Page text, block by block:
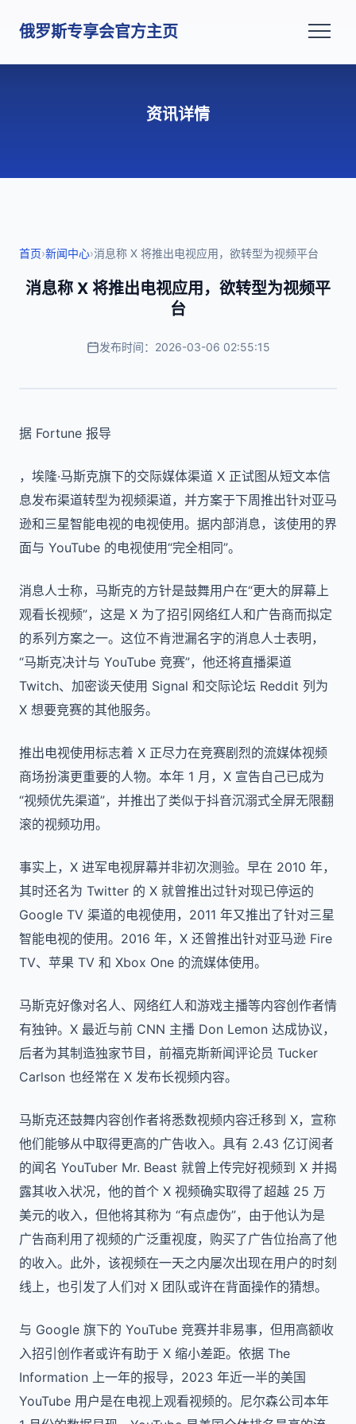
俄罗斯专享会官方主页
资讯详情
首页›新闻中心›消息称 X 将推出电视应用，欲转型为视频平台
消息称 X 将推出电视应用，欲转型为视频平
台
发布时间：2026-03-06 02:55:15
据 Fortune 报导
，埃隆·马斯克旗下的交际媒体渠道 X 正试图从短文本信
息发布渠道转型为视频渠道，并方案于下周推出针对亚马
逊和三星智能电视的电视使用。据内部消息，该使用的界
面与 YouTube 的电视使用“完全相同”。
消息人士称，马斯克的方针是鼓舞用户在“更大的屏幕上
观看长视频”，这是 X 为了招引网络红人和广告商而拟定
的系列方案之一。这位不肯泄漏名字的消息人士表明，
“马斯克决计与 YouTube 竞赛”，他还将直播渠道
Twitch、加密谈天使用 Signal 和交际论坛 Reddit 列为
X 想要竞赛的其他服务。
推出电视使用标志着 X 正尽力在竞赛剧烈的流媒体视频
商场扮演更重要的人物。本年 1 月，X 宣告自己已成为
“视频优先渠道”，并推出了类似于抖音沉溺式全屏无限翻
滚的视频功用。
事实上，X 进军电视屏幕并非初次测验。早在 2010 年，
其时还名为 Twitter 的 X 就曾推出过针对现已停运的
Google TV 渠道的电视使用，2011 年又推出了针对三星
智能电视的使用。2016 年，X 还曾推出针对亚马逊 Fire
TV、苹果 TV 和 Xbox One 的流媒体使用。
马斯克好像对名人、网络红人和游戏主播等内容创作者情
有独钟。X 最近与前 CNN 主播 Don Lemon 达成协议，
后者为其制造独家节目，前福克斯新闻评论员 Tucker
Carlson 也经常在 X 发布长视频内容。
马斯克还鼓舞内容创作者将悉数视频内容迁移到 X，宣称
他们能够从中取得更高的广告收入。具有 2.43 亿订阅者
的闻名 YouTuber Mr. Beast 就曾上传完好视频到 X 并揭
露其收入状况，他的首个 X 视频确实取得了超越 25 万
美元的收入，但他将其称为 “有点虚伪”，由于他认为是
广告商利用了视频的广泛重视度，购买了广告位抬高了他
的收入。此外，该视频在一天之内屡次出现在用户的时刻
线上，也引发了人们对 X 团队或许在背面操作的猜想。
与 Google 旗下的 YouTube 竞赛并非易事，但用高额收
入招引创作者或许有助于 X 缩小差距。依据 The
Information 上一年的报导，2023 年近一半的美国
YouTube 用户是在电视上观看视频的。尼尔森公司本年